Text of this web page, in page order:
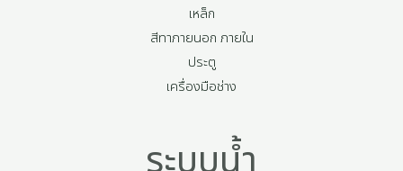
เหล็ก
สีทาภายนอก ภายใน
ประตู
เครื่องมือช่าง